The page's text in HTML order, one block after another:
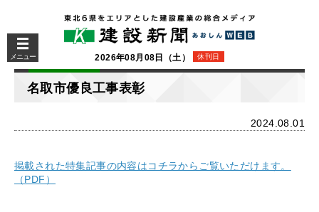
メニュー 2026年08月08日（土） 休刊日
名取市優良工事表彰
2024.08.01
掲載された特集記事の内容はコチラからご覧いただけます。
（PDF）